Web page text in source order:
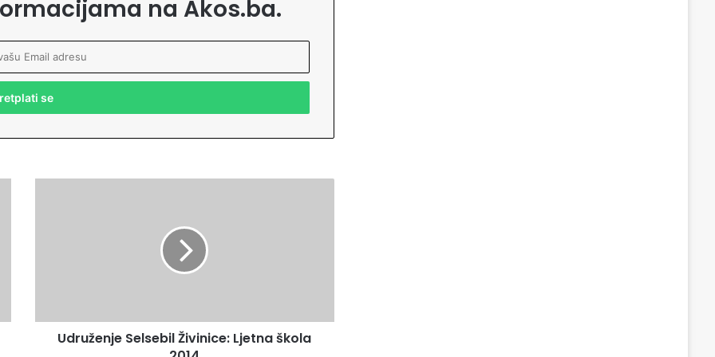
na Akos.ba.
e
Udruženje Selsebil Živinice: Ljetna škola